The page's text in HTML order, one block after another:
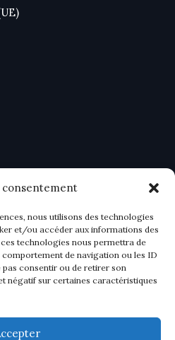
nous utilisons des technologies
et/ou accéder aux informations des
technologies nous permettra de
de navigation ou les ID
pas consentir ou de retirer son
négatif sur certaines caractéristiques